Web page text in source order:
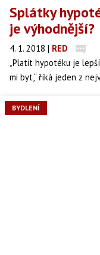
Splátky
je výhodnější?
4. 1. 2018 | RED
„Platit hypotéku je
mi byt,“ říká jeden z
Vyplatí se?
BYDLENÍ